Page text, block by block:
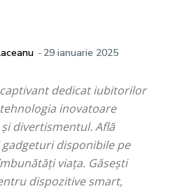
- 29 ianuarie 2025
dedicat iubitorilor
inovatoare
divertismentul. Află
disponibile pe
viața. Găsești
dispozitive smart,